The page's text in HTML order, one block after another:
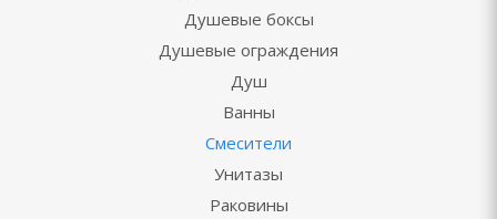
Душевые боксы
Душевые ограждения
Душ
Ванны
Смесители
Унитазы
Раковины